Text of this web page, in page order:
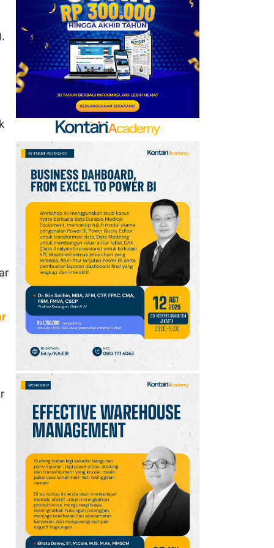
Mobile Update 7 Agustus
2026: Klaim Ribuan
Gems Gratis!
7
FIFA Akhirnya Cairkan
Hadiah Timnas Yordania
yang Tertunda 8 Bulan
Promo Alfamart Murah
Banget 7–13 Agustus
2026, Sunlight hingga
Bebelac Diskon
9
Klasemen Grup A Piala
AFF 2026: Ini Skenario
Indonesia Lolos ke
Semifinal
10 Promo JSM Alfamart 7–
9 Agustus 2026, Minyak
Goreng 2 Liter Mulai
Rp41.500